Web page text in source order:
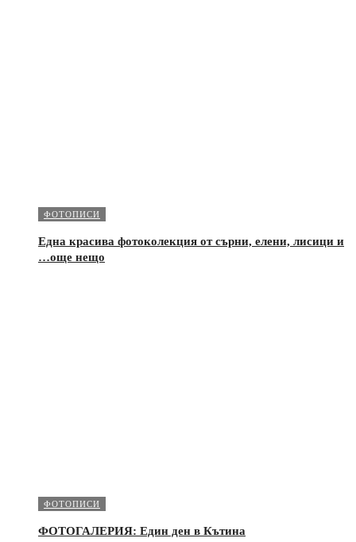
ФОТОПИСИ
Една красива фотоколекция от сърни, елени, лисици и
…още нещо
ФОТОПИСИ
ФОТОГАЛЕРИЯ: Един ден в Кътина